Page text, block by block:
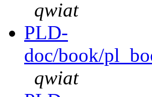
qwiat
PLD-
doc/book/
qwiat